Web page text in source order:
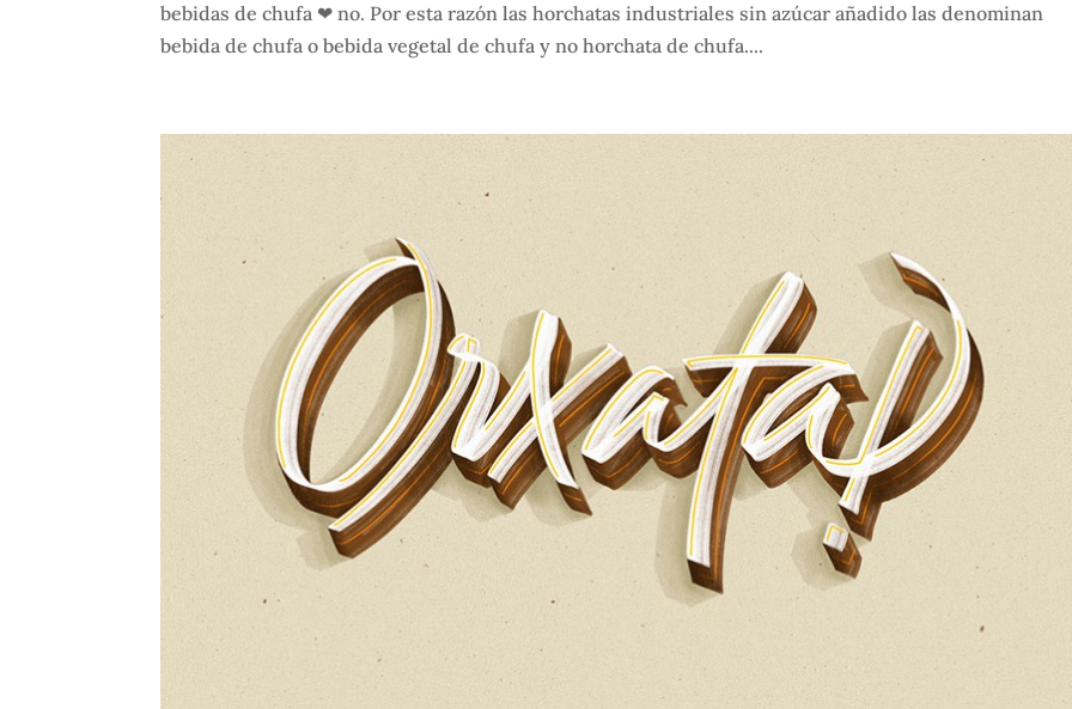
bebidas de chufa ❤ no. Por esta razón las horchatas industriales sin azúcar añadido las denominan
bebida de chufa o bebida vegetal de chufa y no horchata de chufa....